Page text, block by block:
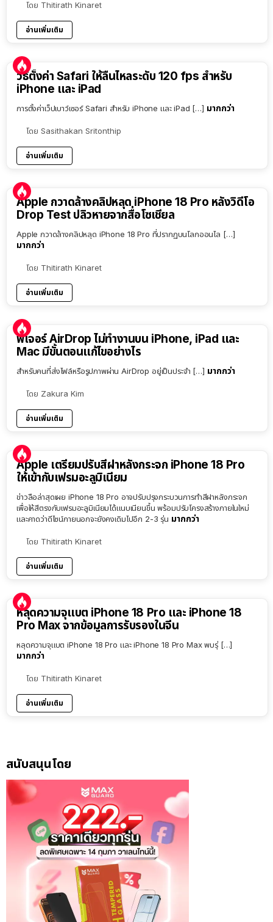
โดย Thitirath Kinaret
อ่านเพิ่มเติม
วิธีตั้งค่า Safari ให้ลื่นไหลระดับ 120 fps สำหรับ
iPhone และ iPad
การตั้งค่าเว็ปเบาว์เซอร์ Safari สำหรับ iPhone และ iPad […] มากกว่า
โดย Sasithakan Sritonthip
อ่านเพิ่มเติม
Apple กวาดล้างคลิปหลุด iPhone 18 Pro หลังวิดีโอ
Drop Test ปลิวหายจากสื่อโซเชียล
Apple กวาดล้างคลิปหลุด iPhone 18 Pro ที่ปรากฏบนโลกออนไล […]
มากกว่า
โดย Thitirath Kinaret
อ่านเพิ่มเติม
ฟีเจอร์ AirDrop ไม่ทำงานบน iPhone, iPad และ
Mac มีขั้นตอนแก้ไขอย่างไร
สำหรับคนที่ส่งไฟล์หรือรูปภาพผ่าน AirDrop อยู่เป็นประจำ […] มากกว่า
โดย Zakura Kim
อ่านเพิ่มเติม
Apple เตรียมปรับสีฝาหลังกระจก iPhone 18 Pro
ให้เข้ากับเฟรมอะลูมิเนียม
ข่าวลือล่าสุดเผย iPhone 18 Pro อาจปรับปรุงกระบวนการทำสีฝาหลังกระจก
เพื่อให้สีตรงกับเฟรมอะลูมิเนียมได้แนบเนียนขึ้น พร้อมปรับโครงสร้างภายในใหม่
และคาดว่าดีไซน์ภายนอกจะยังคงเดิมไปอีก 2-3 รุ่น มากกว่า
โดย Thitirath Kinaret
อ่านเพิ่มเติม
หลุดความจุแบต iPhone 18 Pro และ iPhone 18
Pro Max จากข้อมูลการรับรองในจีน
หลุดความจุแบต iPhone 18 Pro และ iPhone 18 Pro Max พบรุ่ […]
มากกว่า
โดย Thitirath Kinaret
อ่านเพิ่มเติม
สนับสนุนโดย